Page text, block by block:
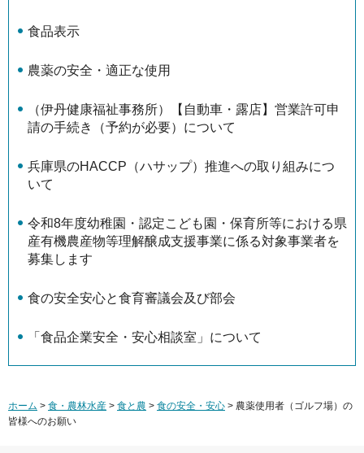
食品表示
農薬の安全・適正な使用
（伊丹健康福祉事務所）【自動車・露店】営業許可申
請の手続き（予約が必要）について
兵庫県のHACCP（ハサップ）推進への取り組みにつ
いて
令和8年度幼稚園・認定こども園・保育所等における県
産有機農産物等理解醸成支援事業に係る対象事業者を
募集します
食の安全安心と食育審議会及び部会
「食品企業安全・安心相談室」について
ホーム > 食・農林水産 > 食と農 > 食の安全・安心 > 農薬使用者（ゴルフ場）の
皆様へのお願い